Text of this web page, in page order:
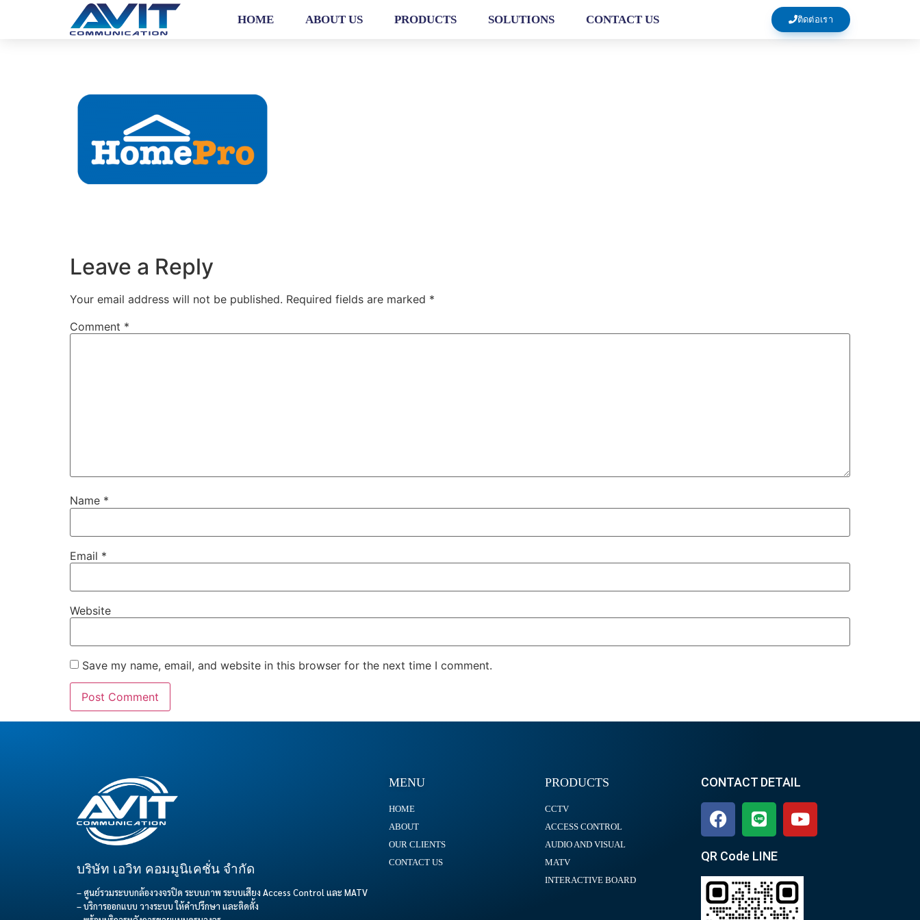
HOME ABOUT US PRODUCTS SOLUTIONS CONTACT US ติดต่อเรา
Leave a Reply
Your email address will not be published. Required fields are marked *
Comment *
Name *
Email *
Website
Save my name, email, and website in this browser for the next time I comment.
บริษัท เอวิท คอมมูนิเคชั่น จำกัด
– ศูนย์รวมระบบกล้องวงจรปิด ระบบภาพ ระบบเสียง Access Control และ MATV
– บริการออกแบบ วางระบบ ให้คำปรึกษา และติดตั้ง
MENU
HOME
ABOUT
OUR CLIENTS
CONTACT US
PRODUCTS
CCTV
ACCESS CONTROL
AUDIO AND VISUAL
MATV
INTERACTIVE BOARD
CONTACT DETAIL
QR Code LINE